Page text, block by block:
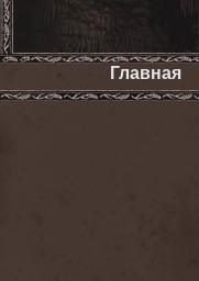
Главная